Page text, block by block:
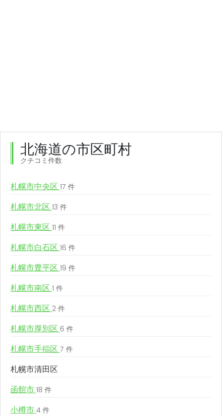
北海道の市区町村
クチコミ件数
札幌市中央区 17 件
札幌市北区 13 件
札幌市東区 11 件
札幌市白石区 16 件
札幌市豊平区 19 件
札幌市南区 1 件
札幌市西区 2 件
札幌市厚別区 6 件
札幌市手稲区 7 件
札幌市清田区
函館市 18 件
小樽市 4 件